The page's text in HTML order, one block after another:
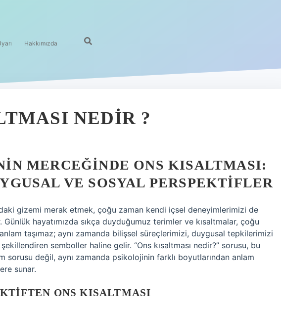
Hakkımızda
NEDIR ?
MERCEĞINDE ONS KISALTMASI:
VE SOSYAL PERSPEKTIFLER
gizemi merak etmek, çoğu zaman kendi içsel deneyimlerimizi de
Günlük hayatımızda sıkça duyduğumuz terimler ve kısaltmalar, çoğu
taşımaz; aynı zamanda bilişsel süreçlerimizi, duygusal tepkilerimizi
semboller haline gelir. “Ons kısaltması nedir?” sorusu, bu
sorusu değil, aynı zamanda psikolojinin farklı boyutlarından anlam
sunar.
ONS KISALTMASI